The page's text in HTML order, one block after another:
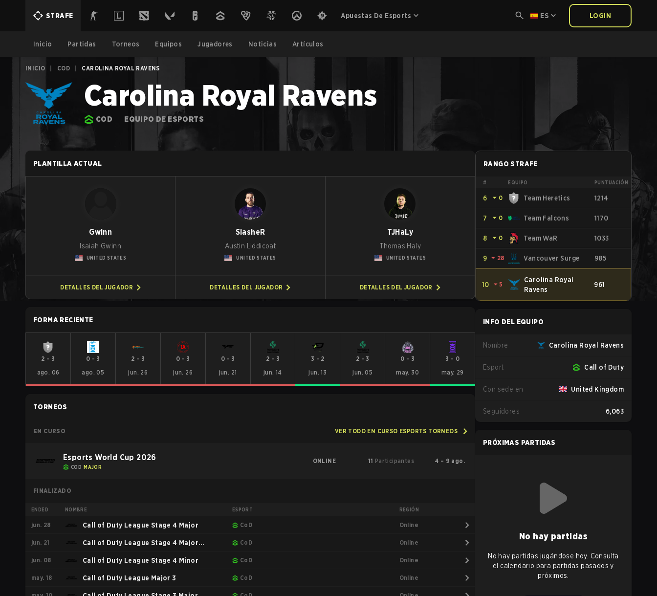
STRAFE Apuestas De Esports ES LOGIN
Inicio Partidas Torneos Equipos Jugadores Noticias Artículos
INICIO COD CAROLINA ROYAL RAVENS
Carolina Royal Ravens
COD EQUIPO DE ESPORTS
PLANTILLA ACTUAL
Gwinn
Isaiah Gwinn
UNITED STATES
DETALLES DEL JUGADOR
SlasheR
Austin Liddicoat
UNITED STATES
DETALLES DEL JUGADOR
TJHaLy
Thomas Haly
UNITED STATES
DETALLES DEL JUGADOR
FORMA RECIENTE
2 - 3
ago. 06
0 - 3
ago. 05
2 - 3
jun. 26
0 - 3
jun. 26
0- 3
jun. 21
2 - 3
jun. 14
3 - 2
jun. 13
2 - 3
jun. 05
0 - 3
may. 30
3 - 0
may. 29
TORNEOS
EN CURSO VER TODO EN CURSO ESPORTS TORNEOS
Esports World Cup 2026
COD MAJOR
ONLINE 11 Participantes 4 – 9 ago.
FINALIZADO
ENDED NOMBRE ESPORT REGIÓN
jun. 28 Call of Duty League Stage 4 Major CoD Online
jun. 21 Call of Duty League Stage 4 Major
Qualifiers
CoD Online
jun. 08 Call of Duty League Stage 4 Minor CoD Online
may. 18 Call of Duty League Major 3 CoD Online
RANGO STRAFE
# EQUIPO PUNTUACIÓN
6 ⏷ 0 Team Heretics 1214
7 ⏷ 0 Team Falcons 1170
8 ⏷ 0 Team WaR 1033
9 ⏷ 28 Vancouver Surge 985
10 ⏷ 5
Carolina Royal
Ravens
961
INFO DEL EQUIPO
Nombre Carolina Royal Ravens
Esport Call of Duty
Con sede en United Kingdom
Seguidores 6,063
PRÓXIMAS PARTIDAS
No hay partidas
No hay partidas jugándose hoy. Consulta
el calendario para partidas pasados y
próximos.